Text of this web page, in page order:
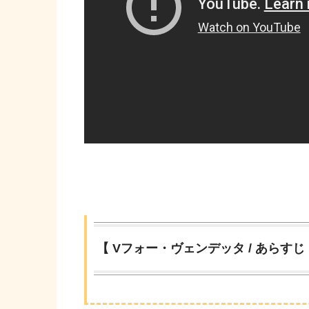
【 Vフォー・ヴェンデッタ / あらすじ